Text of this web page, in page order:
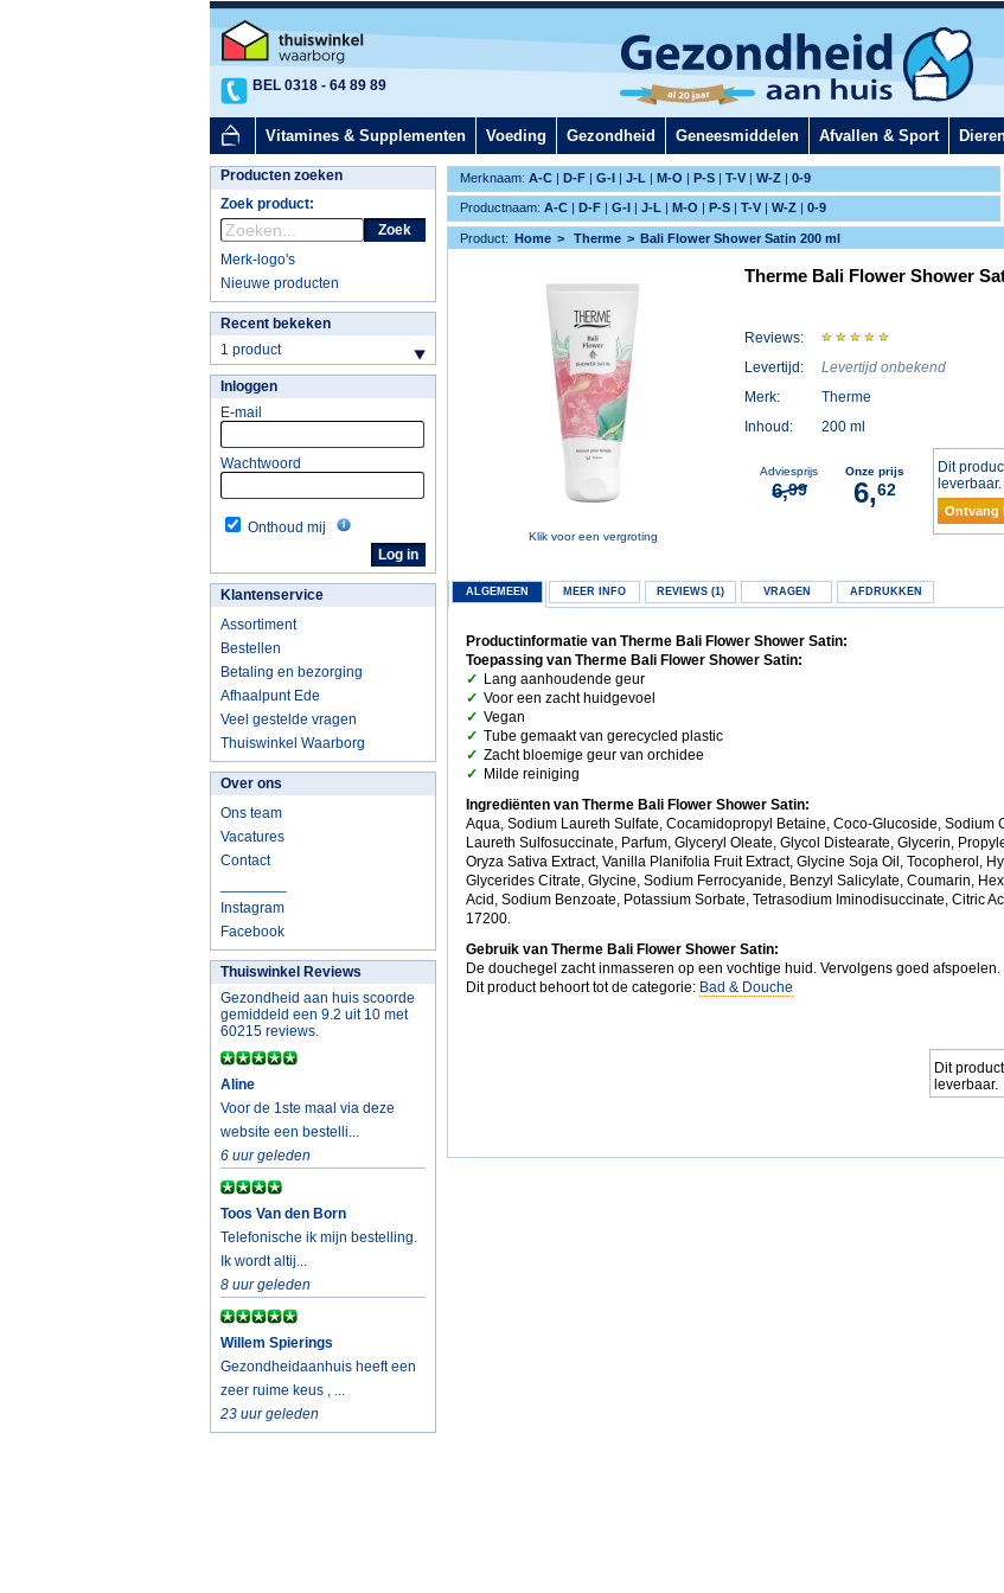
BEL 0318 - 64 89 89
Vitamines & Supplementen Voeding Gezondheid Geneesmiddelen Afvallen & Sport
Merknaam: A-C | D-F | G-I | J-L | M-O | P-S | T-V | W-Z | 0-9
Productnaam: A-C | D-F | G-I | J-L | M-O | P-S | T-V | W-Z | 0-9
Producten zoeken
Zoek product:
Zoek
Merk-logo's
Nieuwe producten
Recent bekeken
1 product
Inloggen
E-mail
Wachtwoord
Onthoud mij
Klantenservice
Assortiment
Bestellen
Betaling en bezorging
Afhaalpunt Ede
Veel gestelde vragen
Thuiswinkel Waarborg
Over ons
Ons team
Vacatures
Contact
Instagram
Facebook
Thuiswinkel Reviews
Gezondheid aan huis scoorde
gemiddeld een 9.2 uit 10 met
60215 reviews.
Aline
Voor de 1ste maal via deze
website een bestelli...
6 uur geleden
Toos Van den Born
Telefonische ik mijn bestelling.
Ik wordt altij...
8 uur geleden
Willem Spierings
Gezondheidaanhuis heeft een
zeer ruime keus , ...
23 uur geleden
Product: Home Therme Bali Flower Shower Satin 200 ml
Klik voor een vergroting
Therme Bali Flower Shower
Reviews:
Levertijd:
Levertijd onbekend
Merk:
Therme
Inhoud:
200 ml
Dit
leverbaar.
Ontvang
Adviesprijs
6,99
Onze prijs
6,62
ALGEMEEN MEER INFO REVIEWS (1) VRAGEN AFDRUKKEN
Productinformatie van Therme Bali Flower Shower Satin:
Toepassing van Therme Bali Flower Shower Satin:
✓ Lang aanhoudende geur
✓ Voor een zacht huidgevoel
✓ Vegan
✓ Tube gemaakt van gerecycled plastic
✓ Zacht bloemige geur van orchidee
✓ Milde reiniging
Ingrediënten van Therme Bali Flower Shower Satin:
Aqua, Sodium Laureth Sulfate, Cocamidopropyl Betaine, Coco-Glucoside, Sodium
Laureth Sulfosuccinate, Parfum, Glyceryl Oleate, Glycol Distearate, Glycerin,
Oryza Sativa Extract, Vanilla Planifolia Fruit Extract, Glycine Soja Oil, Tocopherol,
Glycerides Citrate, Glycine, Sodium Ferrocyanide, Benzyl Salicylate, Coumarin,
Acid, Sodium Benzoate, Potassium Sorbate, Tetrasodium Iminodisuccinate, Citric
17200.
Gebruik van Therme Bali Flower Shower Satin:
De douchegel zacht inmasseren op een vochtige huid. Vervolgens goed afspoelen.
Dit product behoort tot de categorie: Bad & Douche
Dit
leverbaar.